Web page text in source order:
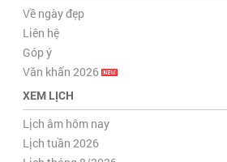
Về ngày đẹp
Liên hệ
Góp ý
Văn khấn 2026
XEM LỊCH
Lịch âm hôm nay
Lịch tuần 2026